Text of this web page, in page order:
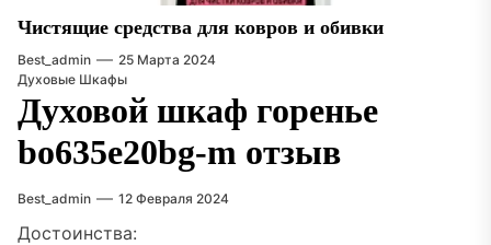
Чистящие средства для ковров и обивки
Best_admin
25 Марта 2024
Духовые Шкафы
Духовой шкаф горенье
bo635e20bg-m отзыв
Best_admin 12 Февраля 2024
Достоинства: